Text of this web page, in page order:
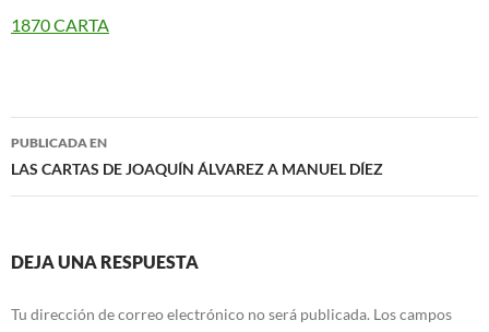
1870 CARTA
Navegación
de
PUBLICADA EN
LAS CARTAS DE JOAQUÍN ÁLVAREZ A MANUEL DÍEZ
DEJA UNA RESPUESTA
Tu dirección de correo electrónico no será publicada. Los campos